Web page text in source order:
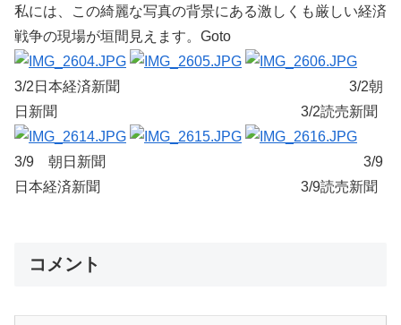
私には、この綺麗な写真の背景にある激しくも厳しい経済
戦争の現場が垣間見えます。Goto
3/2日本経済新聞 3/2朝
日新聞 3/2読売新聞
3/9 朝日新聞 3/9
日本経済新聞 3/9読売新聞
コメント